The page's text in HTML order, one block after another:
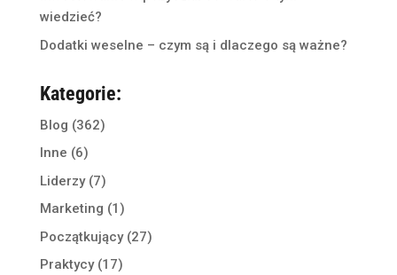
wiedzieć?
Dodatki weselne – czym są i dlaczego są ważne?
Kategorie:
Blog (362)
Inne (6)
Liderzy(7)
Marketing (1)
Początkujący(27)
Praktycy(17)